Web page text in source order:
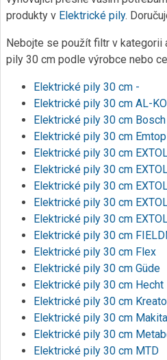
produkty v Elektrické pily.
Nebojte se použít filtr v kategorii
pily 30 cm podle výrobce nebo
Elektrické pily 30 cm -
Elektrické pily 30 cm AL-KO
Elektrické pily 30 cm Bosch
Elektrické pily 30 cm Emtop
Elektrické pily 30 cm
Elektrické pily 30 cm
Elektrické pily 30 cm
Elektrické pily 30 cm
Elektrické pily 30 cm
Elektrické pily 30 cm
Elektrické pily 30 cm Flex
Elektrické pily 30 cm Güde
Elektrické pily 30 cm Hecht
Elektrické pily 30 cm
Elektrické pily 30 cm Makita
Elektrické pily 30 cm
Elektrické pily 30 cm MTD